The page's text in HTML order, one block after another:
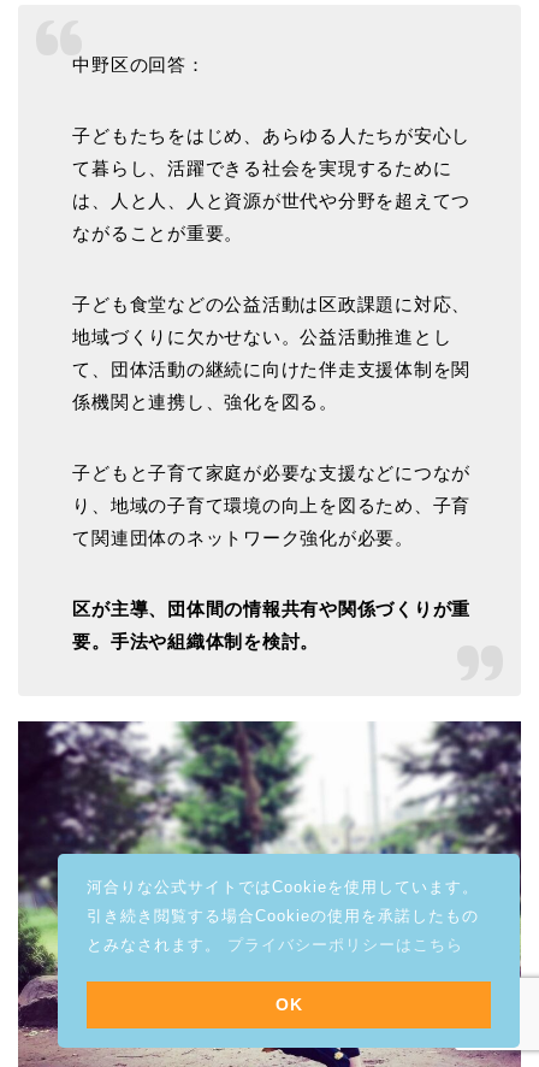
中野区の回答：
子どもたちをはじめ、あらゆる人たちが安心し
て暮らし、活躍できる社会を実現するために
は、人と人、人と資源が世代や分野を超えてつ
ながることが重要。
子ども食堂などの公益活動は区政課題に対応、
地域づくりに欠かせない。公益活動推進とし
て、団体活動の継続に向けた伴走支援体制を関
係機関と連携し、強化を図る。
子どもと子育て家庭が必要な支援などにつなが
り、地域の子育て環境の向上を図るため、子育
て関連団体のネットワーク強化が必要。
区が主導、団体間の情報共有や関係づくりが重
要。手法や組織体制を検討。
河合りな公式サイトではCookieを使用しています。
引き続き閲覧する場合Cookieの使用を承諾したもの
とみなされます。 プライバシーポリシーはこちら
OK